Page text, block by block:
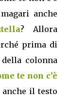
anche
? Allora
prima di
colonna
te non c’è
anche il testo